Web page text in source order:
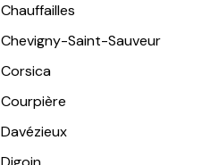
Chauffailles
Chevigny-Saint-Sauveur
Corsica
Courpière
Davézieux